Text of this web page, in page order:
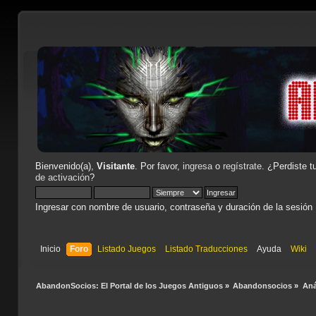
Bienvenido(a), Visitante. Por favor, ingresao regístrate. ¿Perdiste
de activación?
Ingresar con nombre de usuario, contraseña y duración de la sesión
Inicio Foro Listado Juegos Listado Traducciones Ayuda Wiki
AbandonSocios: El Portal de los Juegos Antiguos» Abandonsocios »